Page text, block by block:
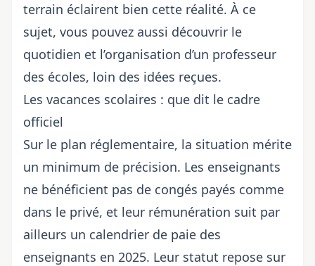
terrain éclairent bien cette réalité. À ce
sujet, vous pouvez aussi découvrir le
quotidien et l’organisation d’un professeur
des écoles, loin des idées reçues.
Les vacances scolaires : que dit le cadre
officiel
Sur le plan réglementaire, la situation mérite
un minimum de précision. Les enseignants
ne bénéficient pas de congés payés comme
dans le privé, et leur rémunération suit par
ailleurs un calendrier de paie des
enseignants en 2025. Leur statut repose sur